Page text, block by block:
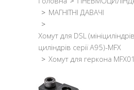
> МАГНІТНІ ДАВАЧІ
>
Хомут для DSL
циліндрів серії A95)-MFX
> Хомут для геркона